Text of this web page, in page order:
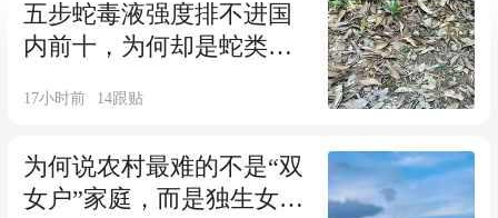
五步蛇毒液强度排不进国
内前十，为何却是蛇类里
17小时前 14跟贴
为何说农村最难的不是“双
女户”家庭，而是独生女的